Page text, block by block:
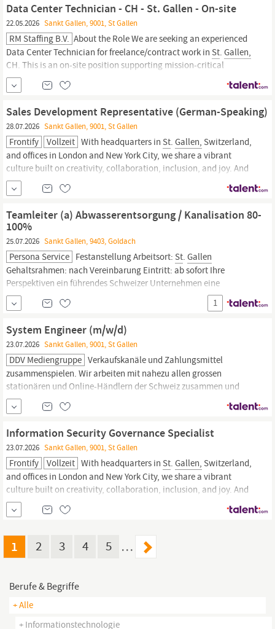
Data Center Technician - CH - St. Gallen - On-site
22.05.2026 Sankt Gallen, 9001, St Gallen
RM Staffing B.V. About the Role We are seeking an experienced
Data Center Technician for freelance/contract work in St. Gallen,
CH. This is an on-site position supporting mission-critical
infrastructure at premier data center facilities. Engagement Type
Contract/Freelance basis Flexible scheduling available Project-
Sales Development Representative (German-Speaking)
28.07.2026 Sankt Gallen, 9001, St Gallen
Frontify Vollzeit With headquarters in St. Gallen, Switzerland,
and offices in London and New York City, we share a vibrant
culture built on creativity, collaboration, inclusion, and joy. And
we’re on the lookout for new team members to share our vision. If
you’re ready for a brand-new adventure, keep reading! Your team
Teamleiter (a) Abwasserentsorgung / Kanalisation 80-
100%
25.07.2026 Sankt Gallen, 9403, Goldach
Persona Service Festanstellung Arbeitsort: St. Gallen
Gehaltsrahmen: nach Vereinbarung Eintritt: ab sofort Ihre
Perspektiven ein führendes Schweizer Unternehmen eine
herausfordernde Schlüsselposition mit viel Gestaltungsspielraum
flexible Arbeitszeitmodelle attraktive Anstellungsbedingungen
und spannende Benefits Ihre Aufgaben Sie tragen die fachliche...
1
System Engineer (m/w/d)
23.07.2026 Sankt Gallen, 9001, St Gallen
DDV Mediengruppe Verkaufskanäle und Zahlungsmittel
zusammenspielen. Wir arbeiten mit nahezu allen grossen
stationären und Online-Händlern der Schweiz zusammen und
gestalten so die Zukunft des Payments aktiv mit. Wir suchen
Unterstützung als System Engineer (m/w/d) (unbefristet, Vollzeit)
an –
Information Security Governance Specialist
23.07.2026 Sankt Gallen, 9001, St Gallen
Frontify Vollzeit With headquarters in St. Gallen, Switzerland,
and offices in London and New York City, we share a vibrant
culture built on creativity, collaboration, inclusion, and joy. And
we’re on the lookout for new team members to share our vision. If
you’re ready for a brand-new adventure, keep reading! Your team
1 2 3 4 5 …
Berufe & Begriffe
+ Alle
+ Informationstechnologie